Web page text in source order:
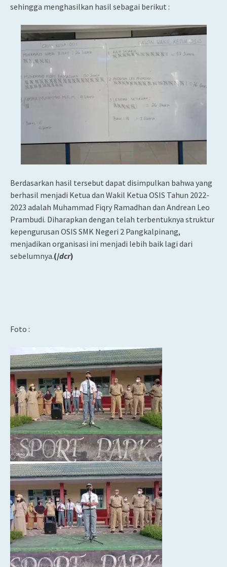
sehingga menghasilkan hasil sebagai berikut :
Berdasarkan hasil tersebut dapat disimpulkan bahwa yang
berhasil menjadi Ketua dan Wakil Ketua OSIS Tahun 2022-
2023 adalah Muhammad Fiqry Ramadhan dan Andrean Leo
Prambudi. Diharapkan dengan telah terbentuknya struktur
kepengurusan OSIS SMK Negeri 2 Pangkalpinang,
menjadikan organisasi ini menjadi lebih baik lagi dari
sebelumnya.(/dcr)
Foto :